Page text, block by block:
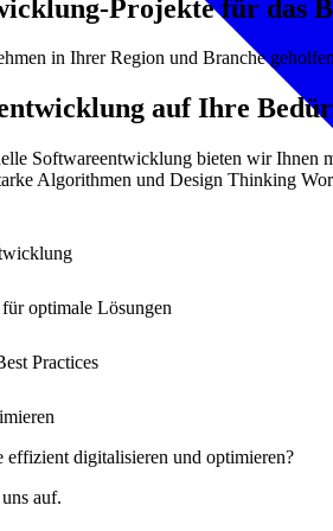
Projekte für das
in Ihrer Region und Branche
auf Ihre
Softwareentwicklung bieten wir Ihnen
Algorithmen und Design Thinking
optimale Lösungen
Practices
effizient digitalisieren und optimieren?
auf.